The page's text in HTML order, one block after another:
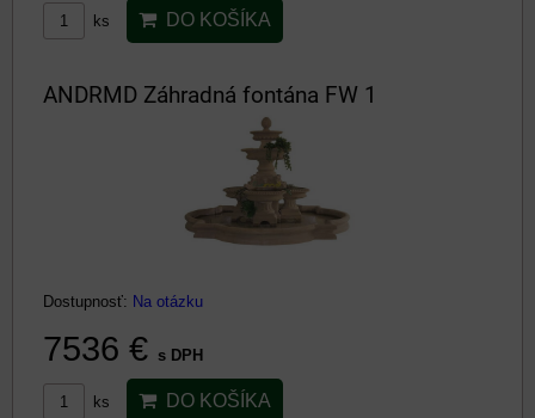
ks DO KOŠÍKA
ANDRMD Záhradná fontána FW 1
Dostupnosť: Na otázku
7536 € s DPH
ks DO KOŠÍKA